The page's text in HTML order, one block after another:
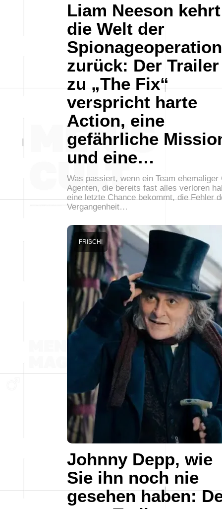
Liam Neeson
die Welt der
zurück: Der Trailer
zu „The Fix“
verspricht harte
Action, eine
gefährliche
und eine…
Was passiert, wenn ein Team ehemaliger
Agenten, die bereits fast alles verloren
eine letzte Chance bekommt, die Fehler
Vergangenheit…
Johnny Depp, wie
Sie ihn noch nie
gesehen haben:
FRISCH!